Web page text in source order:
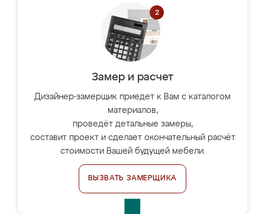
Замер и расчет
Дизайнер-замерщик приедет к Вам с каталогом
материалов,
проведёт детальные замеры,
составит проект и сделает окончательный расчёт
стоимости Вашей будущей мебели.
ВЫЗВАТЬ ЗАМЕРЩИКА